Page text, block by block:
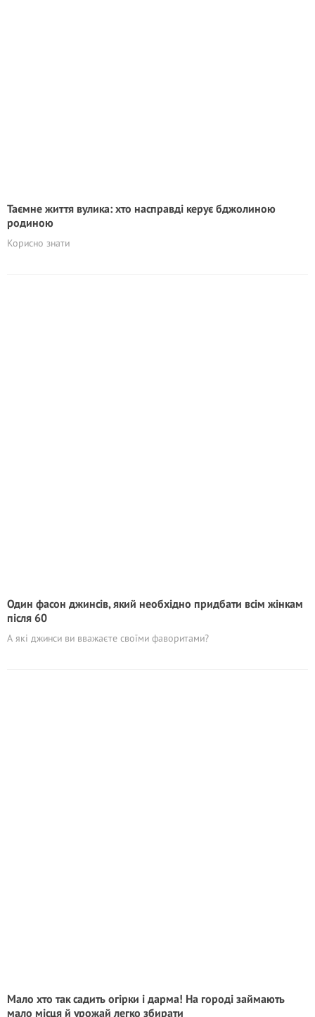
Таємне життя вулика: хто насправді керує бджолиною
родиною
Корисно знати
Один фасон джинсів, який необхідно пpидбaти всiм жiнкам
після 60
А які джинси ви вважаєте своїми фаворитами?
Мало хто так садить огірки і дарма! На городі займають
мало місця й урожай легко збирати